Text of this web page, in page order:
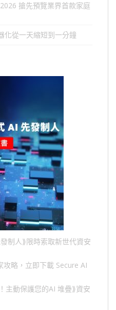
搶先預覽業界首款家庭
化從一天縮短到一分鐘
制人⟫限時索取新世代資安
略，立即下載 Secure AI
主動保護您的AI 堆疊⟫資安